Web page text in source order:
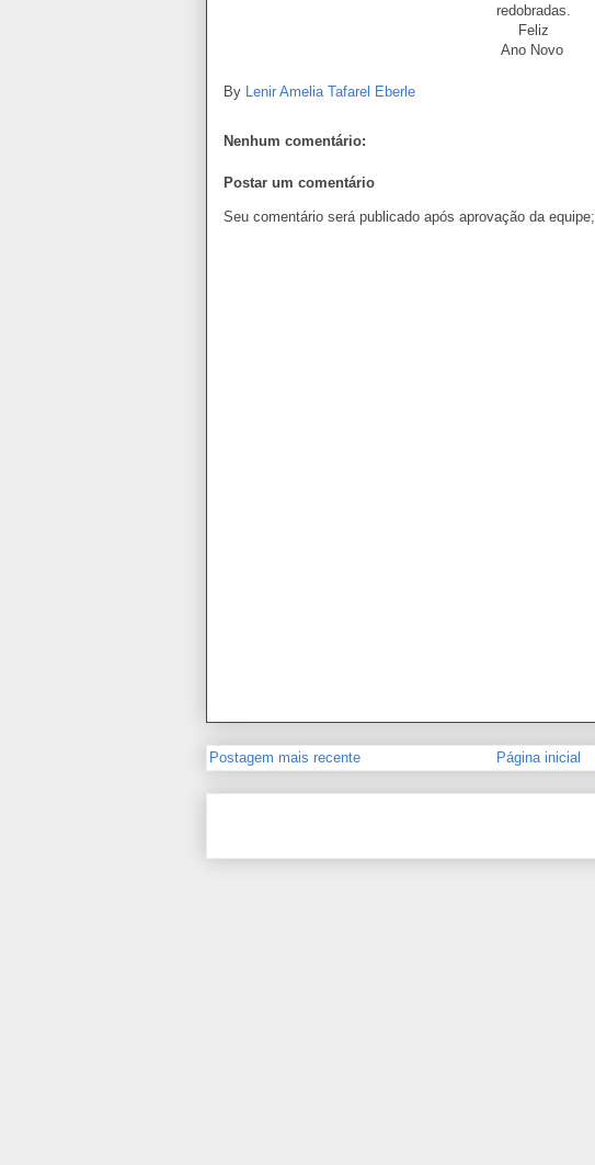
redobradas.
Feliz
Ano Novo
By Lenir Amelia Tafarel Eberle
Nenhum comentário:
Postar um comentário
Seu comentário será publicado após aprovação da equipe;
Postagem mais recente Página inicial